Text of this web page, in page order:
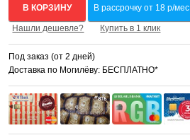
В КОРЗИНУ В рассрочку от 18 р/мес
Нашли дешевле? Купить в 1 клик
Под заказ (от 2 дней)
Доставка по Могилёву: БЕСПЛАТНО*